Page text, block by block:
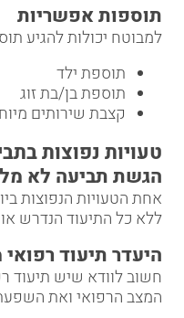
תוספות אפשריות
למבוטח יכולות להגיע
תוספת ילד
תוספת בן/בת זוג
קצבת שירותים
טעויות נפוצות
הגשת תביעה לא
אחת הטעויות הנפוצות
ללא כל התיעוד הנדרש
היעדר תיעוד
חשוב לוודא שיש תיעוד
המצב הרפואי ואת